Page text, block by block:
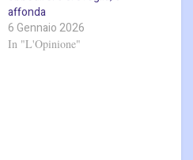
affonda
6 Gennaio 2026
In "L'Opinione"